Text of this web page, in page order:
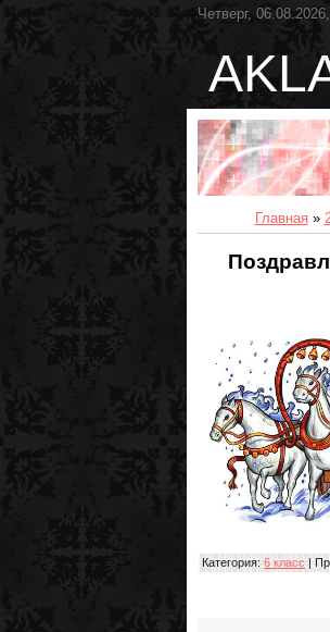
Четверг,
Главная »
Категория: 6 класс |